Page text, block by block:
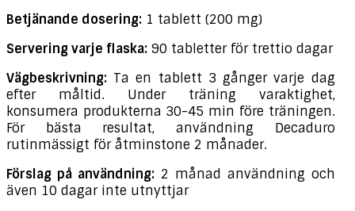
Betjänande dosering: 1 tablett (200 mg)
Servering varje flaska: 90 tabletter för trettio dagar
Vägbeskrivning: Ta en tablett 3 gånger varje dag
efter måltid. Under träning varaktighet,
konsumera produkterna 30-45 min före träningen.
För bästa resultat, användning Decaduro
rutinmässigt för åtminstone 2 månader.
Förslag på användning:2 månad användning och
även 10 dagar inte utnyttjar